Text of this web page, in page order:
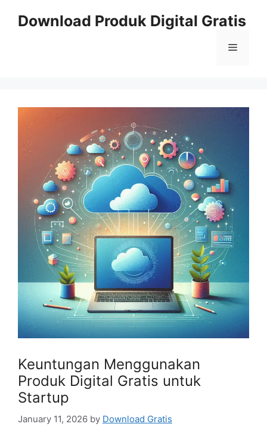
Download Produk Digital Gratis
Menu
Keuntungan Menggunakan
Produk Digital Gratis untuk
Startup
January 11, 2026 by Download Gratis